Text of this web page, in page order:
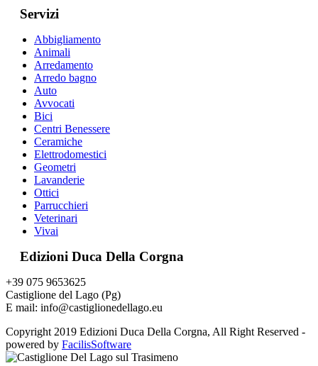
Servizi
Abbigliamento
Animali
Arredamento
Arredo bagno
Auto
Avvocati
Bici
Centri Benessere
Ceramiche
Elettrodomestici
Geometri
Lavanderie
Ottici
Parrucchieri
Veterinari
Vivai
Edizioni Duca Della Corgna
+39 075 9653625
Castiglione del Lago (Pg)
E mail: info@castiglionedellago.eu
Copyright 2019 Edizioni Duca Della Corgna, All Right Reserved -
powered by FacilisSoftware